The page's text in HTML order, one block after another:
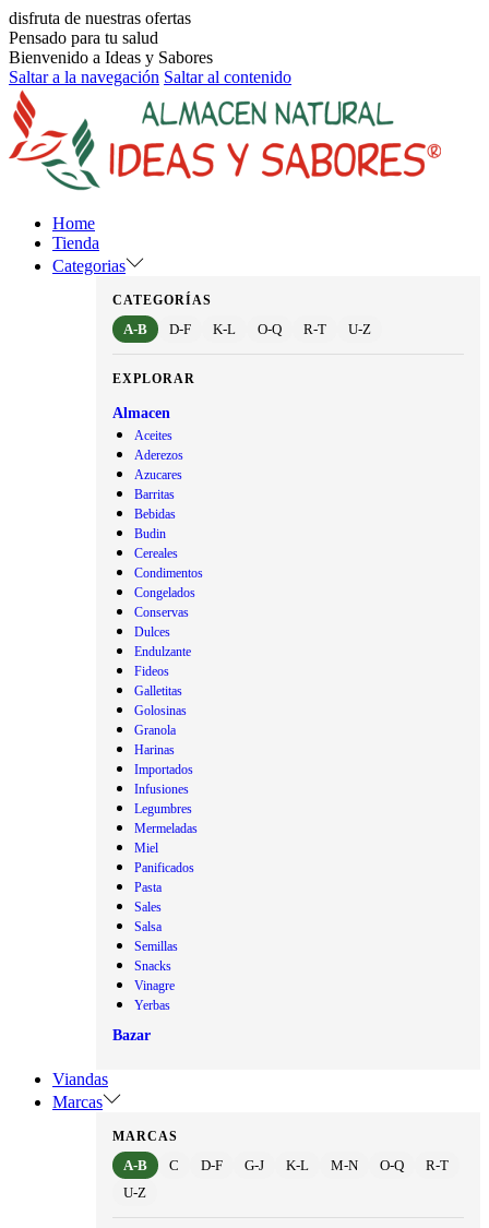
disfruta de nuestras ofertas
Pensado para tu salud
Bienvenido a Ideas y Sabores
Saltar a la navegación Saltar al contenido
Home
Tienda
Categorias
CATEGORÍAS
A-B D-F K-L O-Q R-T U-Z
EXPLORAR
Almacen
Aceites
Aderezos
Azucares
Barritas
Bebidas
Budin
Cereales
Condimentos
Congelados
Conservas
Dulces
Endulzante
Fideos
Galletitas
Golosinas
Granola
Harinas
Importados
Infusiones
Legumbres
Mermeladas
Miel
Panificados
Pasta
Sales
Salsa
Semillas
Snacks
Vinagre
Yerbas
Bazar
Viandas
Marcas
MARCAS
A-B C D-F G-J K-L M-N O-Q
R-T
U-Z